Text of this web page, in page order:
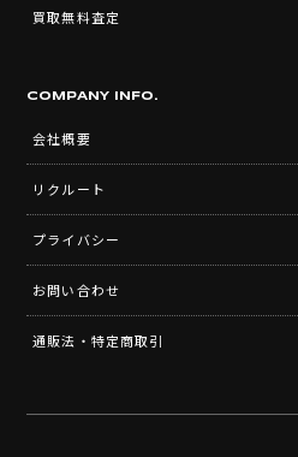
買取無料査定
COMPANY INFO.
会社概要
リクルート
プライバシー
お問い合わせ
通販法・特定商取引